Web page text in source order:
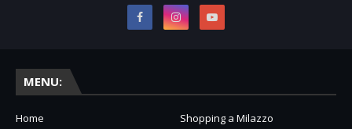
MENU:
Home
Shopping a Milazzo